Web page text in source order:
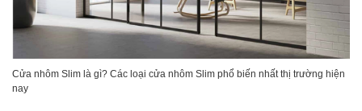
Cửa nhôm Slim là gì? Các loại cửa nhôm Slim phổ biến nhất thị trường hiện
nay